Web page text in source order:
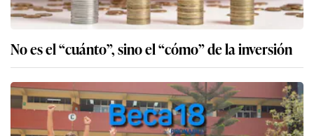
No es el “cuánto”, sino el “cómo” de la inversión